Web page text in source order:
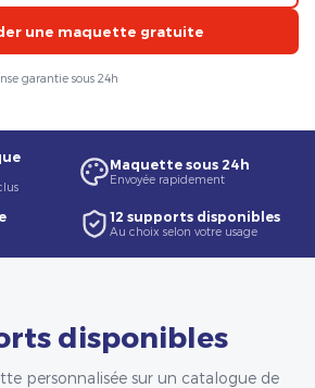
une maquette gratuite
garantie sous 24h
Maquette sous 24h
Envoyée rapidement
12 supports disponibles
Au choix selon votre usage
disponibles
personnalisée sur un catalogue de